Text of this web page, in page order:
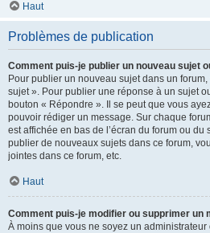
Haut
Problèmes de publication
Comment puis-je publier un nouveau sujet
Pour publier un nouveau sujet dans un
sujet ». Pour publier une réponse à un sujet
bouton « Répondre ». Il se peut que vous
pouvoir rédiger un message. Sur chaque
est affichée en bas de l’écran du forum ou
publier de nouveaux sujets dans ce forum,
jointes dans ce forum, etc.
Haut
Comment puis-je modifier ou supprimer un
À moins que vous ne soyez un